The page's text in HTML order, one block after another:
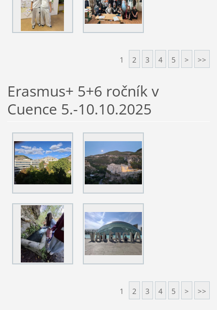
1 2 3 4 5 > >>
Erasmus+ 5+6 ročník v
Cuence 5.-10.10.2025
1 2 3 4 5 > >>